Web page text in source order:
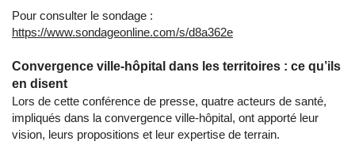
Pour consulter le sondage :
https://www.sondageonline.com/s/d8a362e
Convergence ville-hôpital dans les territoires : ce qu’ils
en disent
Lors de cette conférence de presse, quatre acteurs de santé,
impliqués dans la convergence ville-hôpital, ont apporté leur
vision, leurs propositions et leur expertise de terrain.